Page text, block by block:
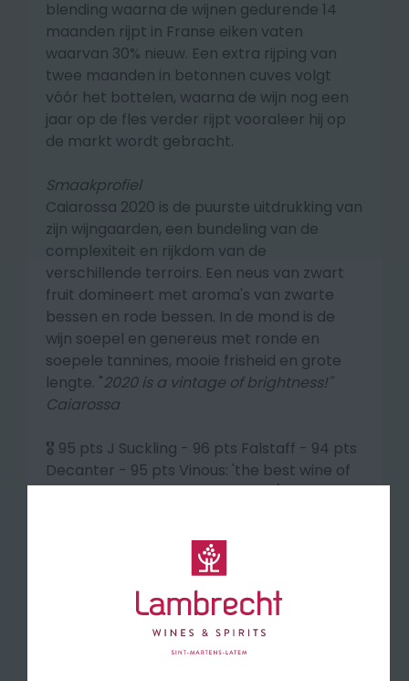
blending waarna de wijnen gedurende 14
maanden rijpt in Franse eiken vaten
waarvan 30% nieuw. Een extra rijping van
twee maanden in betonnen cuves volgt
vóór het bottelen, waarna de wijn nog een
jaar op de fles verder rijpt vooraleer hij op
de markt wordt gebracht.
Smaakprofiel
Caiarossa 2020 is de puurste uitdrukking van
zijn wijngaarden, een bundeling van de
complexiteit en rijkdom van de
verschillende terroirs. Een neus van zwart
fruit domineert met aroma's van zwarte
bessen en rode bessen. In de mond is de
wijn soepel en genereus met ronde en
soepele tannines, mooie frisheid en grote
lengte. "2020 is a vintage of brightness!"
Caiarossa
🎖️ 95 pts J Suckling - 96 pts Falstaff - 94 pts
Decanter - 95 pts Vinous: 'the best wine of
this property I have tasted' - 93/100 Le
*Wat is een Super Toscan ?
Super Toscan wijnen zijn ontstaan in de
jaren ‘70, toen enkele wijnbouwers uit
Toscane de slechte kwaliteit van de vele
DOC wijnen beu waren en hun eigen gang